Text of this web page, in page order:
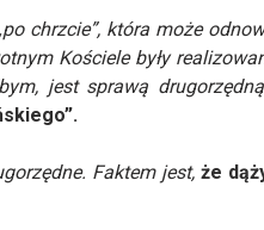
chrzcie”, która może
Kościele były
jest sprawą
Faktem jest, że